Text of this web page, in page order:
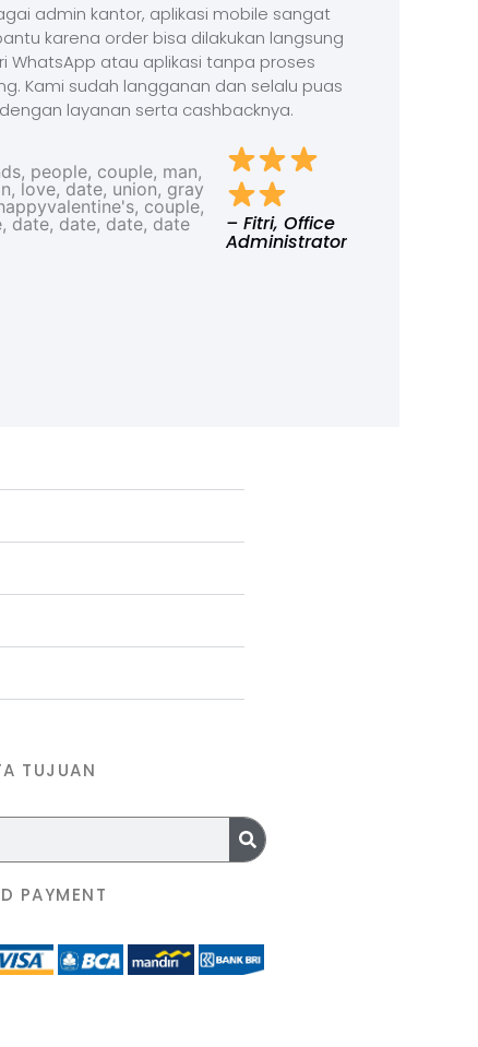
admin kantor, aplikasi mobile sangat
karena order bisa dilakukan langsung
WhatsApp atau aplikasi tanpa proses
Kami sudah langganan dan selalu puas
dengan layanan serta cashbacknya.
– Fitri, Office
Administrator
TUJUAN
PAYMENT